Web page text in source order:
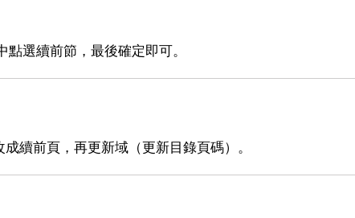
選續前節，最後確定即可。
續前頁，再更新域（更新目錄頁碼）。